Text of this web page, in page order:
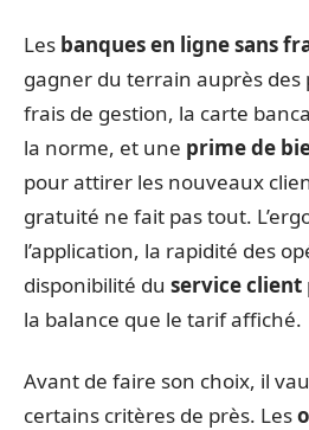
Les banques en ligne sans
gagner du terrain auprès des
frais de gestion, la carte
la norme, et une prime de
pour attirer les nouveaux
gratuité ne fait pas tout.
l’application, la rapidité des
disponibilité du service client
la balance que le tarif affiché.
Avant de faire son choix, il
certains critères de près. Les